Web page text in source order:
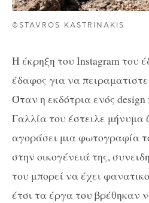
©STAVROS KASTRINAKIS
Η έκρηξη του Instagram του
έδαφος για να
Όταν η εκδότρια ενός design
Γαλλία του έστειλε μήνυμα
αγοράσει μια φωτογραφία
στην οικογένειά της,
του μπορεί να έχει
έτσι τα έργα του βρέθηκαν